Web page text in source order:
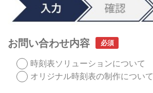
お問い合わせ内容
時刻表ソリューションについて
オリジナル時刻表の制作について